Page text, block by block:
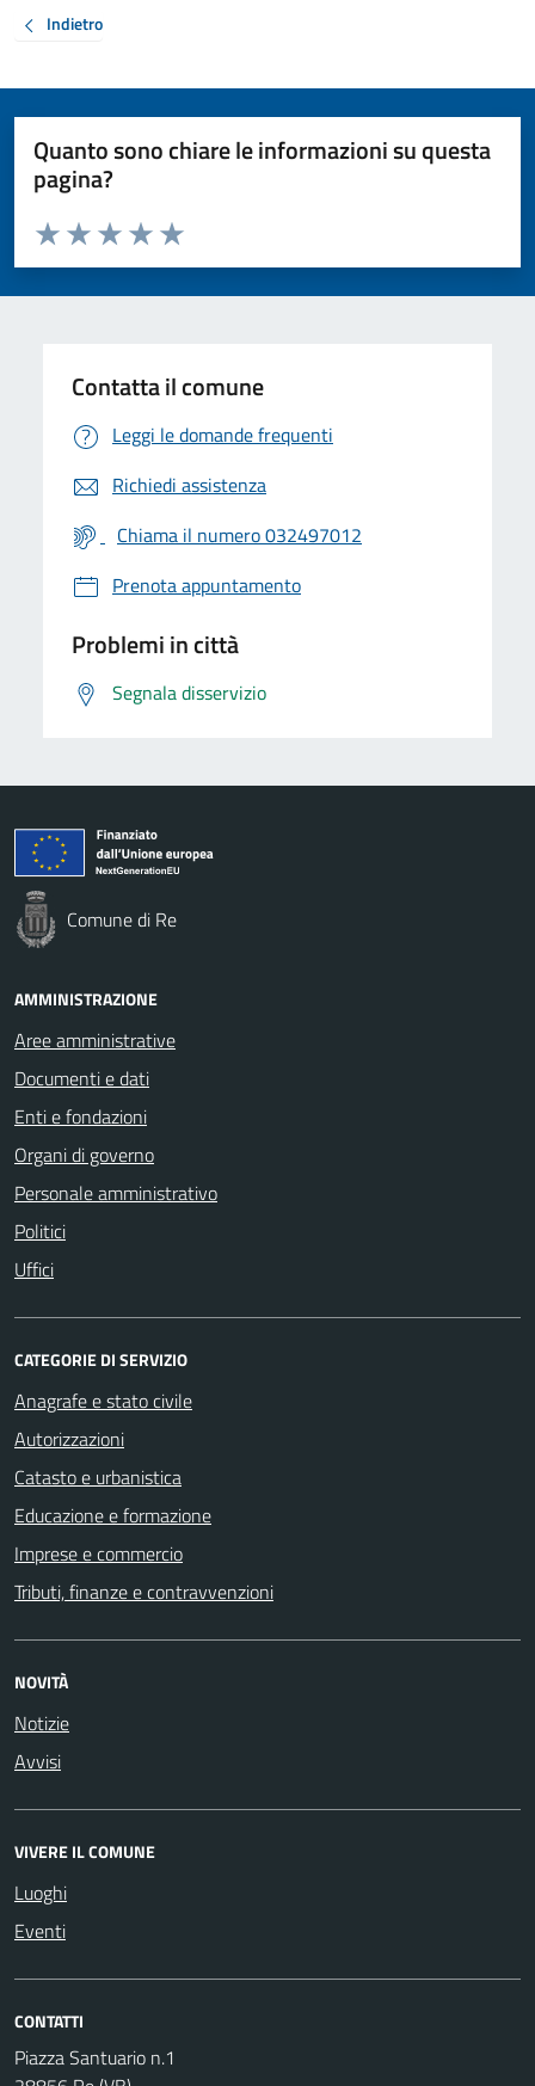
Indietro
Quanto sono chiare le informazioni su questa
pagina?
Valuta da 1 a 5 stelle la pagina
Valuta 5 stelle su 5
Valuta 4 stelle su 5
Valuta 3 stelle su 5
Valuta 2 stelle su 5
Valuta 1 stelle su 5
Contatta il comune
Leggi le domande frequenti
Richiedi assistenza
Chiama il numero 032497012
Prenota appuntamento
Problemi in città
Segnala disservizio
Comune di Re
AMMINISTRAZIONE
Aree amministrative
Documenti e dati
Enti e fondazioni
Organi di governo
Personale amministrativo
Politici
Uffici
CATEGORIE DI SERVIZIO
Anagrafe e stato civile
Autorizzazioni
Catasto e urbanistica
Educazione e formazione
Imprese e commercio
Tributi, finanze e contravvenzioni
NOVITÀ
Notizie
Avvisi
VIVERE IL COMUNE
Luoghi
Eventi
CONTATTI
Piazza Santuario n.1